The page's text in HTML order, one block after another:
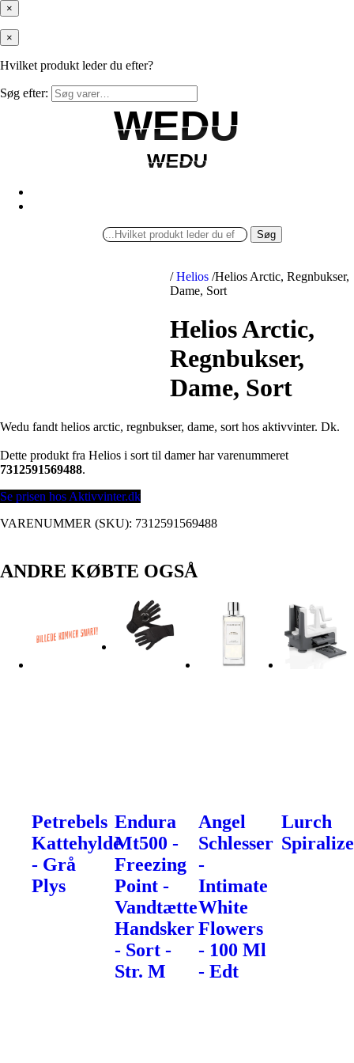
×
×
Hvilket produkt leder du efter?
Søg efter:
WEDU
WEDU
WEDU
WEDU
Søg
/ Helios /Helios Arctic, Regnbukser,
Dame, Sort
Helios Arctic,
Regnbukser,
Dame, Sort
Wedu fandt helios arctic, regnbukser, dame, sort hos aktivvinter. Dk.
Dette produkt fra Helios i sort til damer har varenummeret
7312591569488.
Se prisen hos Aktivvinter.dk
VARENUMMER (SKU): 7312591569488
ANDRE KØBTE OGSÅ
Petrebels
Kattehylde
- Grå
Plys
Endura
Mt500 -
Freezing
Point -
Vandtætte
Handsker
- Sort -
Str. M
Angel
Schlesser
-
Intimate
White
Flowers
- 100 Ml
- Edt
Lurch